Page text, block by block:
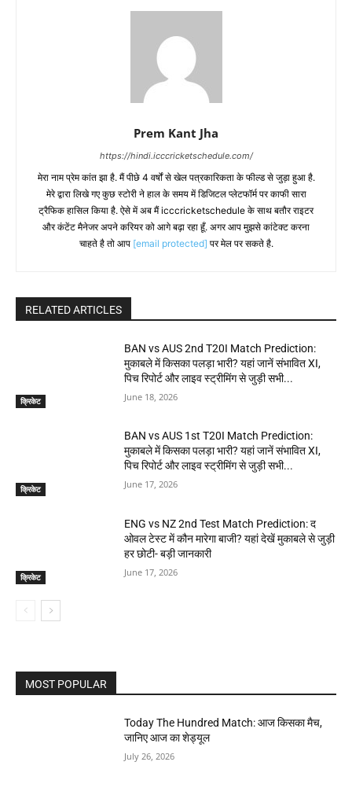
Prem Kant Jha
https://hindi.icccricketschedule.com/
मेरा नाम प्रेम कांत झा है. मैं पीछे 4 वर्षों से खेल पत्रकारिकता के फील्ड से जुड़ा हुआ है.
मेरे द्वारा लिखे गए कुछ स्टोरी ने हाल के समय में डिजिटल प्लेटफॉर्म पर काफी सारा
ट्रैफिक हासिल किया है. ऐसे में अब मैं icccricketschedule के साथ बतौर राइटर
और कंटेंट मैनेजर अपने करियर को आगे बढ़ा रहा हूँ. अगर आप मुझसे कांटेक्ट करना
चाहते है तो आप [email protected] पर मेल पर सकते है.
RELATED ARTICLES
क्रिकेट
BAN vs AUS 2nd T20I Match Prediction:
मुकाबले में किसका पलड़ा भारी? यहां जानें संभावित XI,
पिच रिपोर्ट और लाइव स्ट्रीमिंग से जुड़ी सभी...
June 18, 2026
क्रिकेट
BAN vs AUS 1st T20I Match Prediction:
मुकाबले में किसका पलड़ा भारी? यहां जानें संभावित XI,
पिच रिपोर्ट और लाइव स्ट्रीमिंग से जुड़ी सभी...
June 17, 2026
क्रिकेट
ENG vs NZ 2nd Test Match Prediction: द
ओवल टेस्ट में कौन मारेगा बाजी? यहां देखें मुकाबले से जुड़ी
हर छोटी- बड़ी जानकारी
June 17, 2026
MOST POPULAR
Today The Hundred Match: आज किसका मैच,
जानिए आज का शेड्यूल
July 26, 2026